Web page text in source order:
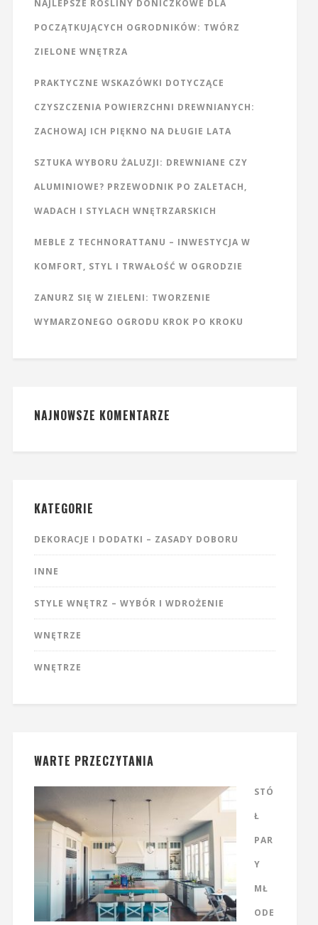
NAJLEPSZE ROŚLINY DONICZKOWE DLA
POCZĄTKUJĄCYCH OGRODNIKÓW: TWÓRZ
ZIELONE WNĘTRZA
PRAKTYCZNE WSKAZÓWKI DOTYCZĄCE
CZYSZCZENIA POWIERZCHNI DREWNIANYCH:
ZACHOWAJ ICH PIĘKNO NA DŁUGIE LATA
SZTUKA WYBORU ŻALUZJI: DREWNIANE CZY
ALUMINIOWE? PRZEWODNIK PO ZALETACH,
WADACH I STYLACH WNĘTRZARSKICH
MEBLE Z TECHNORATTANU – INWESTYCJA W
KOMFORT, STYL I TRWAŁOŚĆ W OGRODZIE
ZANURZ SIĘ W ZIELENI: TWORZENIE
WYMARZONEGO OGRODU KROK PO KROKU
NAJNOWSZE KOMENTARZE
KATEGORIE
DEKORACJE I DODATKI – ZASADY DOBORU
INNE
STYLE WNĘTRZ – WYBÓR I WDROŻENIE
WNĘTRZE
WNĘTRZE
WARTE PRZECZYTANIA
STÓ
Ł
PAR
Y
MŁ
ODE